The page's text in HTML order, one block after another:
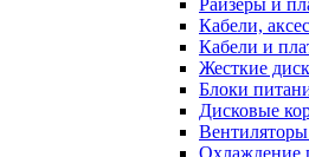
Райзеры и
Кабели,
Кабели и
Жесткие
Блоки
Дисковые
Охлаждение